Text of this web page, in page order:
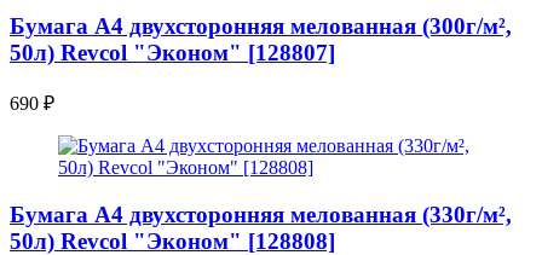
Бумага A4 двухсторонняя мелованная (300г/м²,
50л) Revcol "Эконом" [128807]
690 ₽
Бумага A4 двухсторонняя мелованная (330г/м²,
50л) Revcol "Эконом" [128808]